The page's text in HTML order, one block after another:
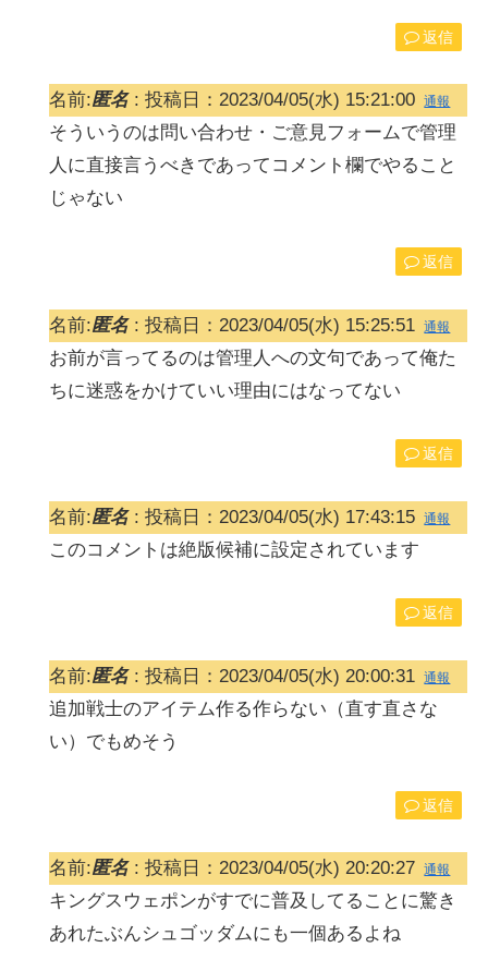
返信
名前:匿名: 投稿日：2023/04/05(水) 15:21:00 通報
そういうのは問い合わせ・ご意見フォームで管理
人に直接言うべきであってコメント欄でやること
じゃない
返信
名前:匿名: 投稿日：2023/04/05(水) 15:25:51 通報
お前が言ってるのは管理人への文句であって俺た
ちに迷惑をかけていい理由にはなってない
返信
名前:匿名: 投稿日：2023/04/05(水) 17:43:15 通報
このコメントは絶版候補に設定されています
返信
名前:匿名: 投稿日：2023/04/05(水) 20:00:31 通報
追加戦士のアイテム作る作らない（直す直さな
い）でもめそう
返信
名前:匿名: 投稿日：2023/04/05(水) 20:20:27 通報
キングスウェポンがすでに普及してることに驚き
あれたぶんシュゴッダムにも一個あるよね